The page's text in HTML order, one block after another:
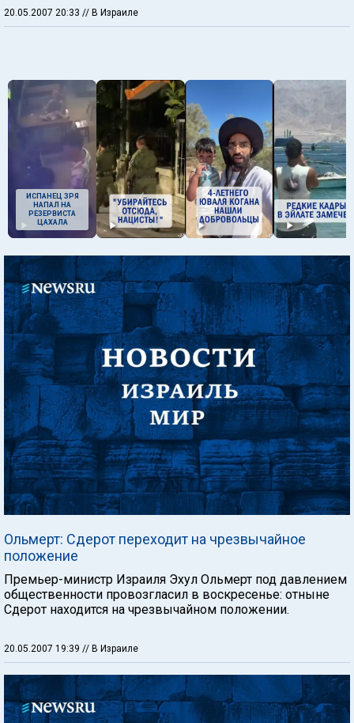
20.05.2007 20:33 // В Израиле
ИСПАНЕЦ ЗРЯ
НАПАЛ НА
РЕЗЕРВИСТА
ЦАХАЛА
Ольмерт: Сдерот переходит на чрезвычайное
положение
Премьер-министр Израиля Эхул Ольмерт под давлением
общественности провозгласил в воскресенье: отныне
Сдерот находится на чрезвычайном положении.
20.05.2007 19:39 // В Израиле